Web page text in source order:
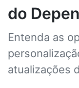
do
Entenda as
atualizações